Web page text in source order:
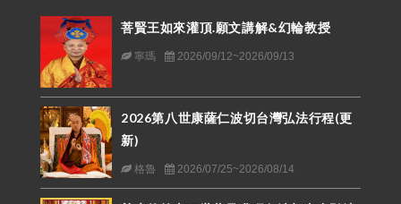
菩賢王如來灌頂.願文講解&幻輪教授
寧瑪 2026/09/12~2026/09/13
2026第八世康薩仁波切台灣弘法行程(更
新)
格魯 2026/07/25~2026/08/14